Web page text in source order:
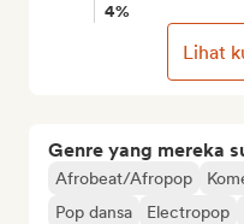
Genre yang mereka
Afrobeat/Afropop
Pop dansa
Electropop
4%
Lihat